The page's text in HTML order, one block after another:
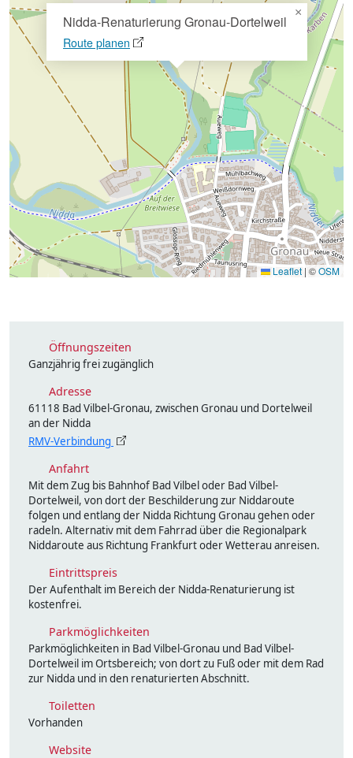
Nidda-Renaturierung Gronau-Dortelweil
Route planen
×
Leaflet | ©OSM
Öffnungszeiten
Ganzjährig frei zugänglich
Adresse
61118 Bad Vilbel-Gronau, zwischen Gronau und Dortelweil
an der Nidda
RMV-Verbindung
Anfahrt
Mit dem Zug bis Bahnhof Bad Vilbel oder Bad Vilbel-
Dortelweil, von dort der Beschilderung zur Niddaroute
folgen und entlang der Nidda Richtung Gronau gehen oder
radeln. Alternativ mit dem Fahrrad über die Regionalpark
Niddaroute aus Richtung Frankfurt oder Wetterau anreisen.
Eintrittspreis
Der Aufenthalt im Bereich der Nidda-Renaturierung ist
kostenfrei.
Parkmöglichkeiten
Parkmöglichkeiten in Bad Vilbel-Gronau und Bad Vilbel-
Dortelweil im Ortsbereich; von dort zu Fuß oder mit dem Rad
zur Nidda und in den renaturierten Abschnitt.
Toiletten
Vorhanden
Website